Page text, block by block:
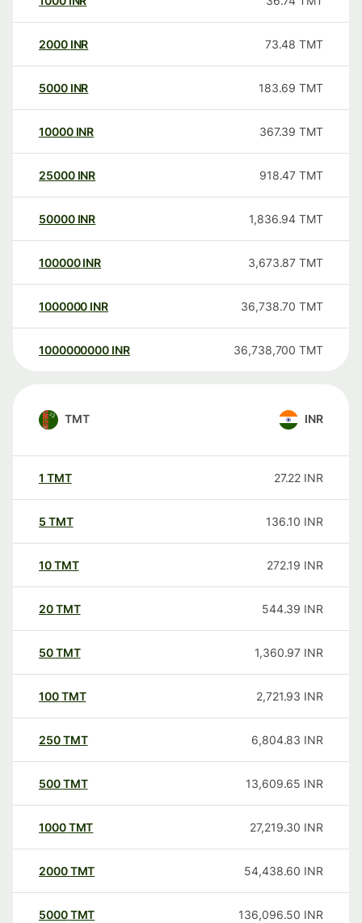
2000 INR 73.48 TMT
5000 INR 183.69 TMT
10000 INR 367.39 TMT
25000 INR 918.47 TMT
50000 INR 1,836.94 TMT
100000 INR 3,673.87 TMT
1000000 INR 36,738.70 TMT
1000000000 INR 36,738,700 TMT
TMT INR
1 TMT 27.22 INR
5 TMT 136.10 INR
10TMT 272.19 INR
20TMT 544.39 INR
50TMT 1,360.97 INR
100TMT 2,721.93 INR
250TMT 6,804.83 INR
500TMT 13,609.65 INR
1000TMT 27,219.30 INR
2000TMT 54,438.60 INR
5000TMT 136,096.50 INR